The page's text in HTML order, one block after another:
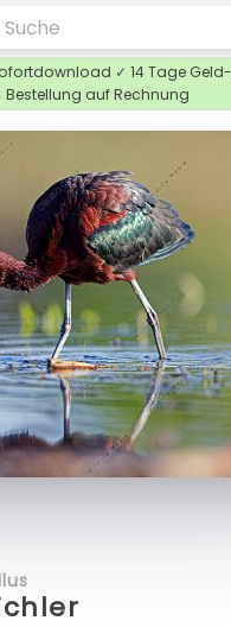
✓ 14 Tage
Bestellung auf Rechnung